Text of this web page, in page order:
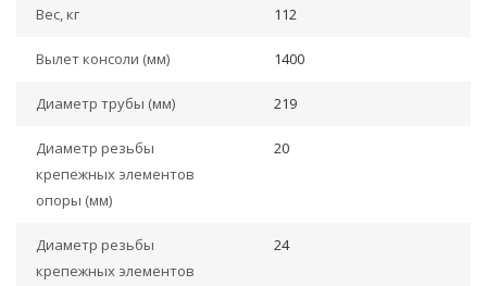
Вес, кг 112
Вылет консоли (мм) 1400
Диаметр трубы (мм) 219
Диаметр резьбы
крепежных элементов
опоры (мм)
20
Диаметр резьбы
крепежных элементов
24